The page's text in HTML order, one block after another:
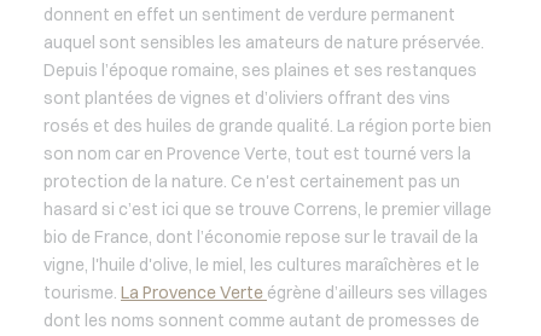
donnent en effet un sentiment de verdure permanent
auquel sont sensibles les amateurs de nature préservée.
Depuis l’époque romaine, ses plaines et ses restanques
sont plantées de vignes et d’oliviers offrant des vins
rosés et des huiles de grande qualité. La région porte bien
son nom car en Provence Verte, tout est tourné vers la
protection de la nature. Ce n'est certainement pas un
hasard si c’est ici que se trouve Correns, le premier village
bio de France, dont l’économie repose sur le travail de la
vigne, l'huile d'olive, le miel, les cultures maraîchères et le
tourisme. La Provence Verte égrène d’ailleurs ses villages
dont les noms sonnent comme autant de promesses de